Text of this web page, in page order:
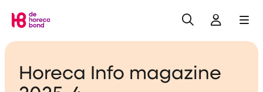
Zoeken
Horeca Info magazine